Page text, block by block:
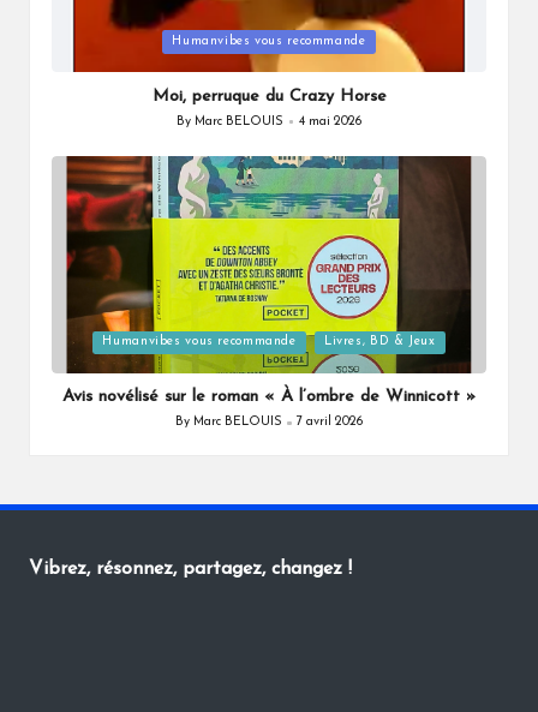
Humanvibes vous recommande
Moi, perruque du Crazy Horse
Posted
By Marc BELOUIS 4 mai 2026
Posted
in
Humanvibes vous recommande Livres, BD & Jeux
Avis novélisé sur le roman « À l’ombre de Winnicott »
Posted
By Marc BELOUIS 7 avril 2026
Vibrez, résonnez, partagez, changez !